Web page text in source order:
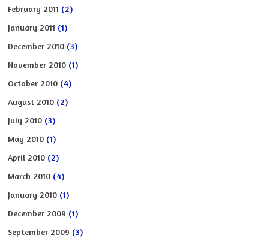
February 2011 (2)
January 2011 (1)
December 2010 (3)
November 2010 (1)
October 2010 (4)
August 2010 (2)
July 2010 (3)
May 2010 (1)
April 2010 (2)
March 2010 (4)
January 2010 (1)
December 2009 (1)
September 2009 (3)